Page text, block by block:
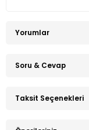
Yorumlar
Soru & Cevap
Taksit Seçenekleri